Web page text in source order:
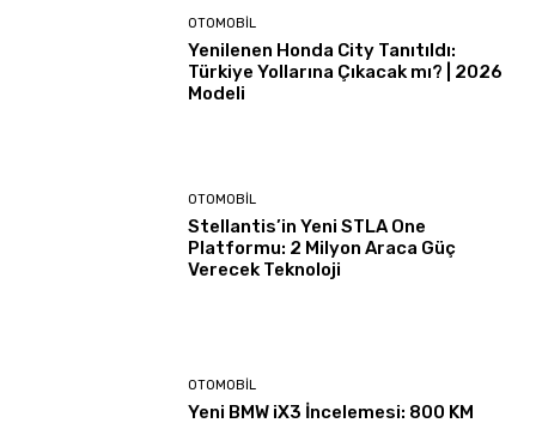
OTOMOBIL
Yenilenen Honda City Tanıtıldı:
Türkiye Yollarına Çıkacak mı? | 2026
Modeli
OTOMOBIL
Stellantis’in Yeni STLA One
Platformu: 2 Milyon Araca Güç
Verecek Teknoloji
OTOMOBIL
Yeni BMW iX3 İncelemesi: 800 KM